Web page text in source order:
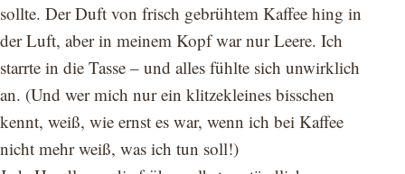
sollte. Der Duft von frisch gebrühtem Kaffee hing in
der Luft, aber in meinem Kopf war nur Leere. Ich
starrte in die Tasse – und alles fühlte sich unwirklich
an. (Und wer mich nur ein klitzekleines bisschen
kennt, weiß, wie ernst es war, wenn ich bei Kaffee
nicht mehr weiß, was ich tun soll!)